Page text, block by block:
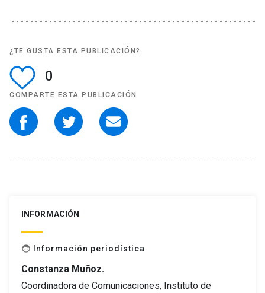
¿TE GUSTA ESTA PUBLICACIÓN?
0
COMPARTE ESTA PUBLICACIÓN
INFORMACIÓN
face Información periodística
Constanza Muñoz.
Coordinadora de Comunicaciones, Instituto de